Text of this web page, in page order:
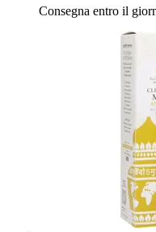
Consegna entro il